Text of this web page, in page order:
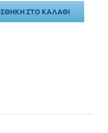
ΣΤΟ ΚΑΛΆΘΙ